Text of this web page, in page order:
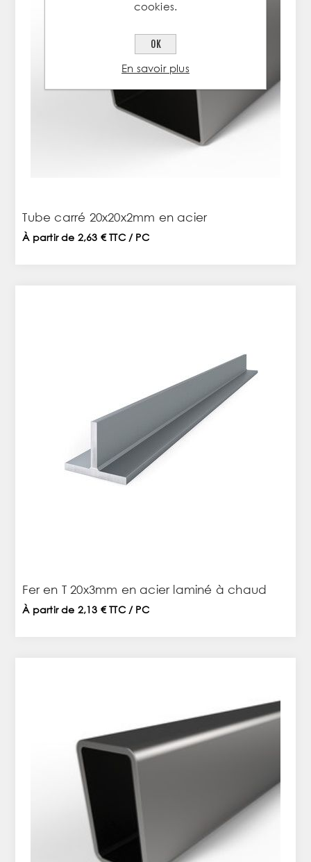
Tube carré 20x20x2mm en acier
À partir de 2,63 € TTC / PC
Fer en T 20x3mm en acier laminé à chaud
À partir de 2,13 € TTC / PC
cookies.
OK
En savoir plus